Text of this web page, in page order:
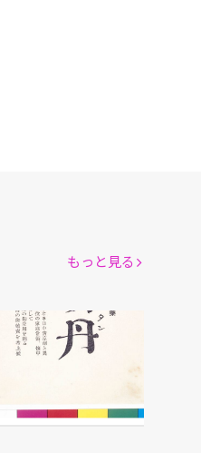
/製作
江戸東京博物館
もっと見る